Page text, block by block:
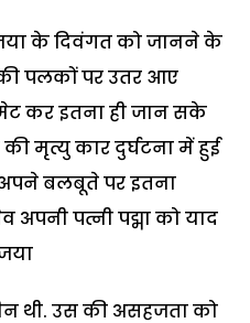
के दिवंगत को जानने के
पलकों पर उतर आए
कर इतना ही जान सके
मृत्यु कार दुर्घटना में हुई
बलबूते पर इतना
अपनी पत्नी पद्मा को याद
थी. उस की असहजता को